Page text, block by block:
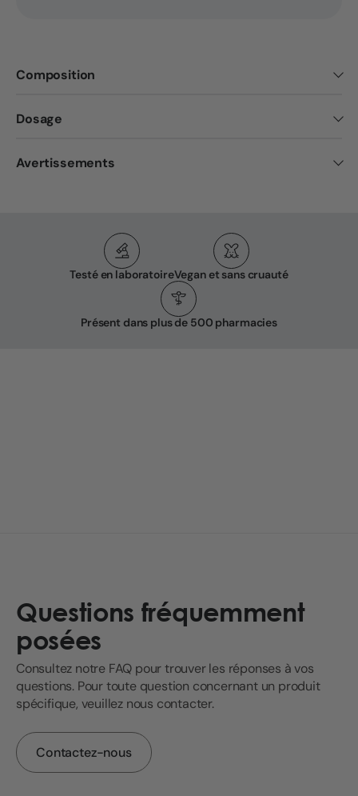
Composition
Dosage
Avertissements
Testé en laboratoireVegan et sans cruauté
Présent dans plus de 500 pharmacies
Questions fréquemment
posées
Consultez notre FAQ pour trouver les réponses à vos
questions. Pour toute question concernant un produit
spécifique, veuillez nous contacter.
Contactez-nous